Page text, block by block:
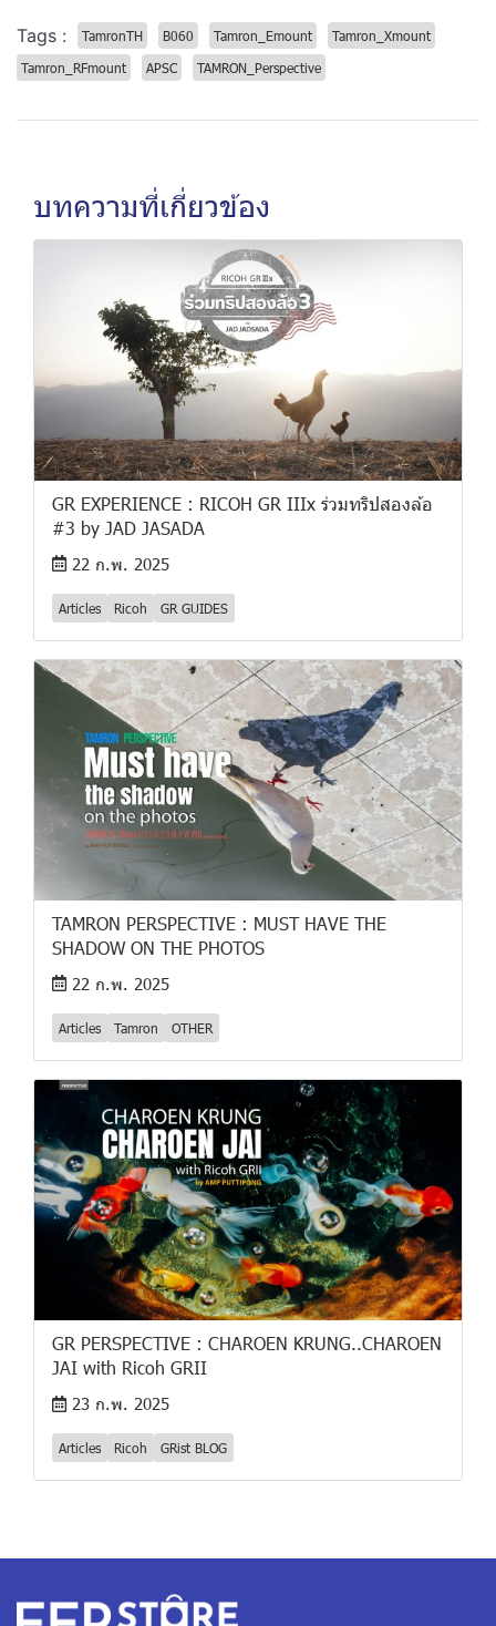
Tags : TamronTH B060 Tamron_Emount
Tamron_Xmount
Tamron_RFmount
APSC TAMRON_Perspective
บทความที่เกี่ยวข้อง
GR EXPERIENCE : RICOH GR IIIx ร่วมทริปสองล้อ
#3 by JAD JASADA
22 ก.พ. 2025
Articles Ricoh GR GUIDES
TAMRON PERSPECTIVE : MUST HAVE THE
SHADOW ON THE PHOTOS
22 ก.พ. 2025
Articles Tamron OTHER
GR PERSPECTIVE : CHAROEN KRUNG..CHAROEN
JAI with Ricoh GRII
23 ก.พ. 2025
Articles Ricoh GRist BLOG